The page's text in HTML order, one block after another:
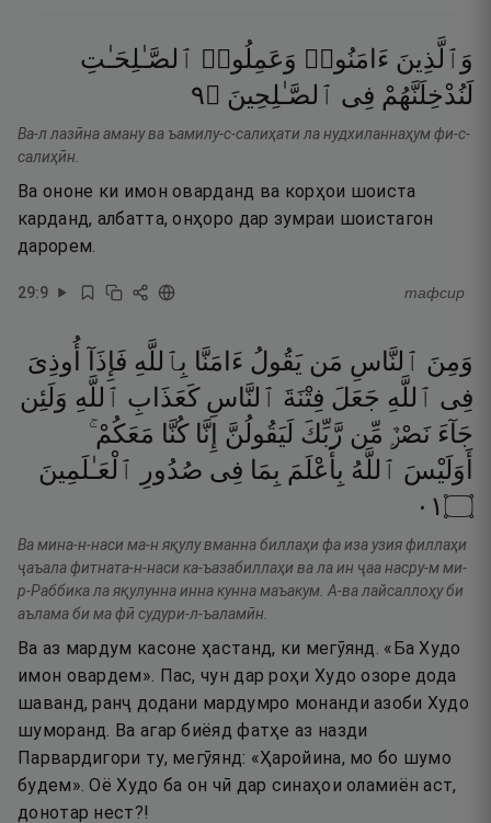
وَٱلَّذِينَ ءَامَنُوا۟ وَعَمِلُوا۟ ٱلصَّـٰلِحَـٰتِ
لَنُدْخِلَنَّهُمْ فِى ٱلصَّـٰلِحِينَ ۝٩
Ва-л лазӣна аману ва ъамилу-с-салиҳати ла нудхиланнаҳум фи-с-
салиҳӣн.
Ва ононе ки имон оварданд ва корҳои шоиста
карданд, албатта, онҳоро дар зумраи шоистагон
дарорем.
29:9 тафсир
وَمِنَ ٱلنَّاسِ مَن يَقُولُ ءَامَنَّا بِٱللَّهِ فَإِذَآ
أُوذِىَ
فِى ٱللَّهِ جَعَلَ فِتْنَةَ ٱلنَّاسِ كَعَذَابِ ٱللَّهِ وَلَئِن
جَآءَ نَصْرٌۭ مِّن رَّبِّكَ لَيَقُولُنَّ إِنَّا كُنَّا مَعَكُمْ ۚ
أَوَلَيْسَ ٱللَّهُ بِأَعْلَمَ بِمَا فِى صُدُورِ
ٱلْعَـٰلَمِينَ
۝١٠
Ва мина-н-наси ма-н яқулу вманна биллаҳи фа иза узия филлаҳи
ҷаъала фитната-н-наси ка-ъазабиллаҳи ва ла ин ҷаа насру-м ми-
р-Раббика ла яқулунна инна кунна маъакум. А-ва лайсаллоҳу би
аълама би ма фӣ судури-л-ъаламӣн.
Ва аз мардум касоне ҳастанд, ки мегӯянд. «Ба Худо
имон овардем». Пас, чун дар роҳи Худо озоре дода
шаванд, ранҷ додани мардумро монанди азоби Худо
шуморанд. Ва агар биёяд фатҳе аз назди
Парвардигори ту, мегӯянд: «Ҳаройина, мо бо шумо
будем». Оё Худо ба он чӣ дар синаҳои оламиён аст,
донотар нест?!